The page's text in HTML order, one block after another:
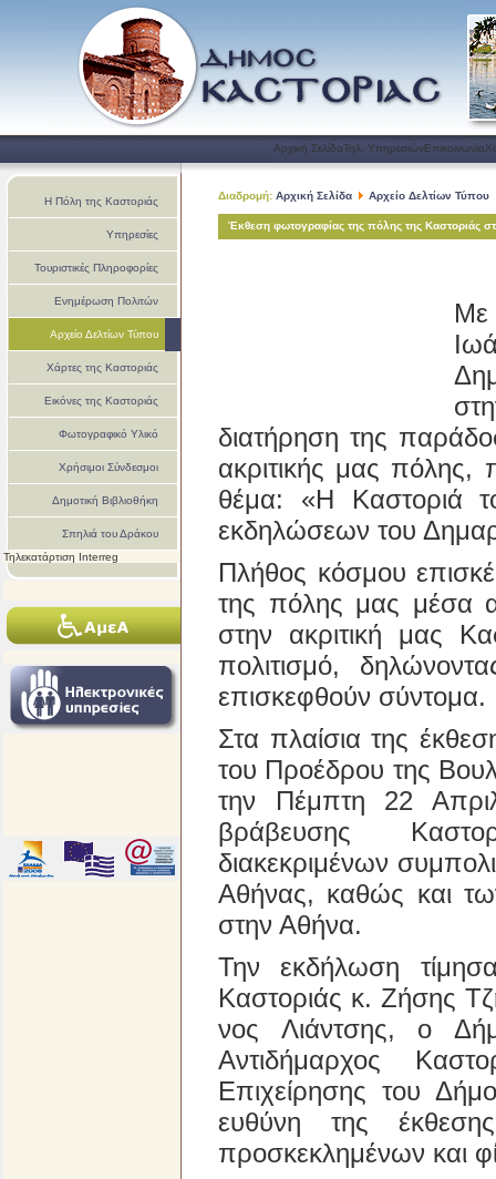
Αρχική ΣελίδαΤηλ. ΥπηρεσιώνΕπικοινωνία
Η Πόλη της Καστοριάς
Υπηρεσίες
Τουριστικές Πληροφορίες
Ενημέρωση Πολιτών
Αρχείο Δελτίων Τύπου
Χάρτες της Καστοριάς
Εικόνες της Καστοριάς
Φωτογραφικό Υλικό
Χρήσιμοι Σύνδεσμοι
Δημοτική Βιβλιοθήκη
Σπηλιά του Δράκου
Τηλεκατάρτιση Interreg
Διαδρομή: Αρχική Σελίδα Αρχείο Δελτίων Τύπου
Έκθεση φωτογραφίας της πόλης της Καστοριάς
Με
διατήρηση της
ακριτικής μας
θέμα: «Η Καστοριά
εκδηλώσεων του
Πλήθος κόσμου
της πόλης μας μέσα
στην ακριτική μας
πολιτισμό,
επισκεφθούν σύντομα.
Στα πλαίσια της
του Προέδρου της
την Πέμπτη 22
βράβευσης
διακεκριμένων
Αθήνας, καθώς και
στην Αθήνα.
Την εκδήλωση
Καστοριάς κ. Ζήσης
νος Λιάντσης, ο
Αντιδήμαρχος
Επιχείρησης του
ευθύνη της
προσκεκλημένων και